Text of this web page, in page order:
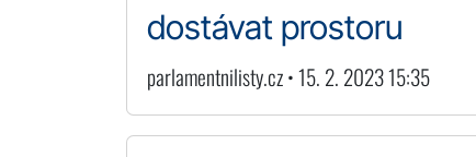
dostávat prostoru
parlamentnilisty.cz • 15. 2. 2023 15:35